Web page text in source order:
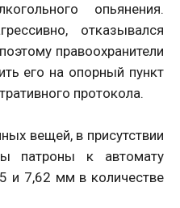
опьянения.
отказывался
правоохранители
его на опорный пункт
протокола.
вещей, в присутствии
патроны к автомату
и 7,62 мм в количестве